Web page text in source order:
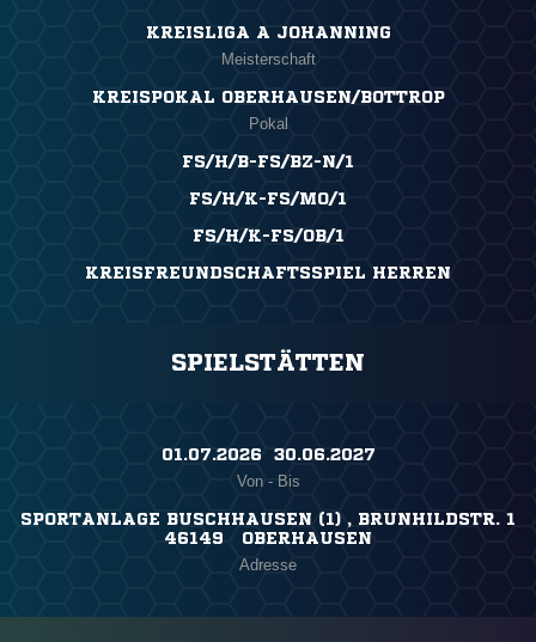
KREISLIGA A JOHANNING
Meisterschaft
KREISPOKAL OBERHAUSEN/BOTTROP
Pokal
FS/H/B-FS/BZ-N/1
FS/H/K-FS/MO/1
FS/H/K-FS/OB/1
KREISFREUNDSCHAFTSSPIEL HERREN
SPIELSTÄTTEN
01.07.2026 ​ 30.06.2027
Von - Bis
SPORTANLAGE BUSCHHAUSEN (1) , BRUNHILDSTR. 1
46149 OBERHAUSEN
Adresse